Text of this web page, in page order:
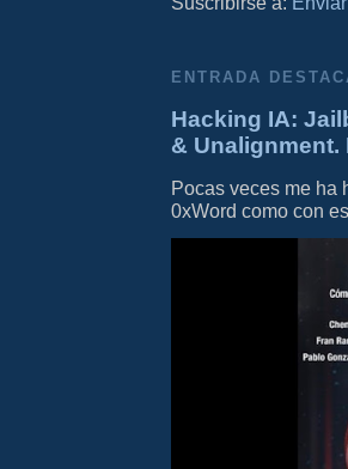
ENTRADA
Hacking IA:
&
Pocas veces me ha
0xWord como con